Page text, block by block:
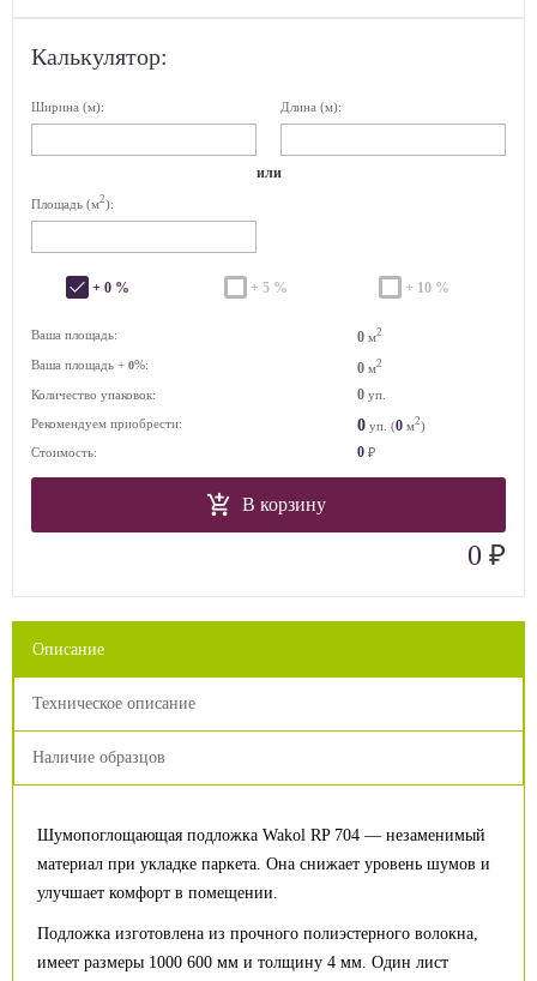
Калькулятор:
Ширина (м): Длина (м):
или
Площадь (м2):
+ 0 % + 5 % + 10 %
Ваша площадь: 0 м2
Ваша площадь + 0%: 0 м2
Количество упаковок: 0 уп.
Рекомендуем приобрести:
0 уп. (0 м2)
Стоимость:
0 ₽
В корзину
0 ₽
Описание
Техническое описание
Наличие образцов
Шумопоглощающая подложка Wakol RP 704 — незаменимый
материал при укладке паркета. Она снижает уровень шумов и
улучшает комфорт в помещении.
Подложка изготовлена из прочного полиэстерного волокна,
имеет размеры 1000 600 мм и толщину 4 мм. Один лист